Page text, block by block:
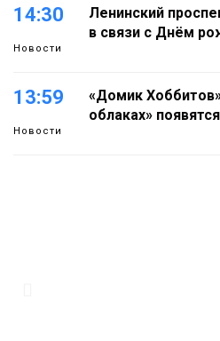
14:30
Новости
Ленинский
в связи с Днём
13:59
Новости
«Домик
облаках»